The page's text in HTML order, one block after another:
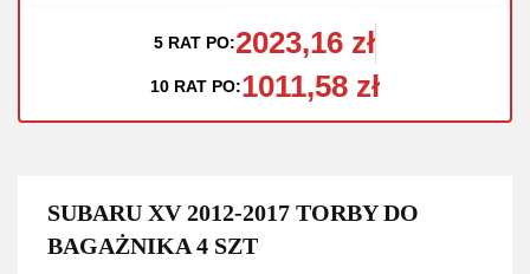
5 RAT PO:2023,16 zł
10 RAT PO:1011,58 zł
SUBARU XV 2012-2017 TORBY DO
BAGAŻNIKA 4 SZT